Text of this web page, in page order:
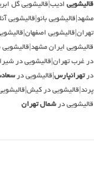
قالیشویی ادیب|قالیشویی گل
مشهد|قالیشویی بانو|قالیشویی
تهران|قالیشویی
قالیشویی ایران
در غرب تهران|قالیشویی در
درتهرانپارس |قالیشویی در
پرند|قالیشویی در
قالیشویی درشمال تهران